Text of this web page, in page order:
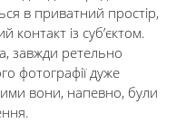
в приватний простір,
контакт із суб’єктом.
завжди ретельно
фотографії дуже
вони, напевно, були